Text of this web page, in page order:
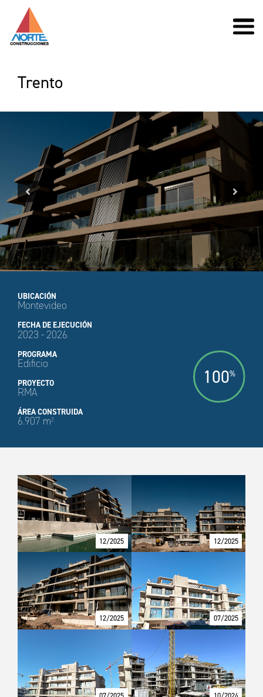
Trento
Previous Next
UBICACIÓN
Montevideo
FECHA DE EJECUCIÓN
2023 - 2026
PROGRAMA
Edificio
PROYECTO
RMA
ÁREA CONSTRUIDA
6.907 m2
100%
12/2025 12/2025
12/2025 07/2025